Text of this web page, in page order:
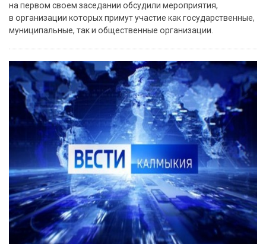
на первом своем заседании обсудили мероприятия,
в организации которых примут участие как государственные,
муниципальные, так и общественные организации.